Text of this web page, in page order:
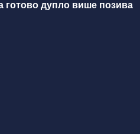
готово дупло више позива